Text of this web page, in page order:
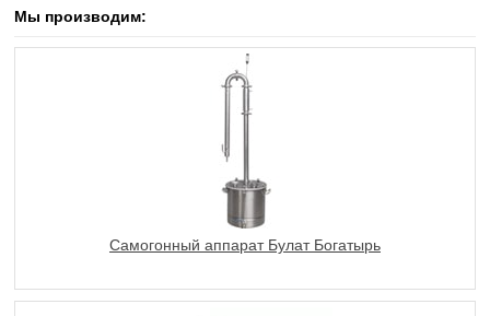
Мы производим:
Самогонный аппарат Булат Богатырь